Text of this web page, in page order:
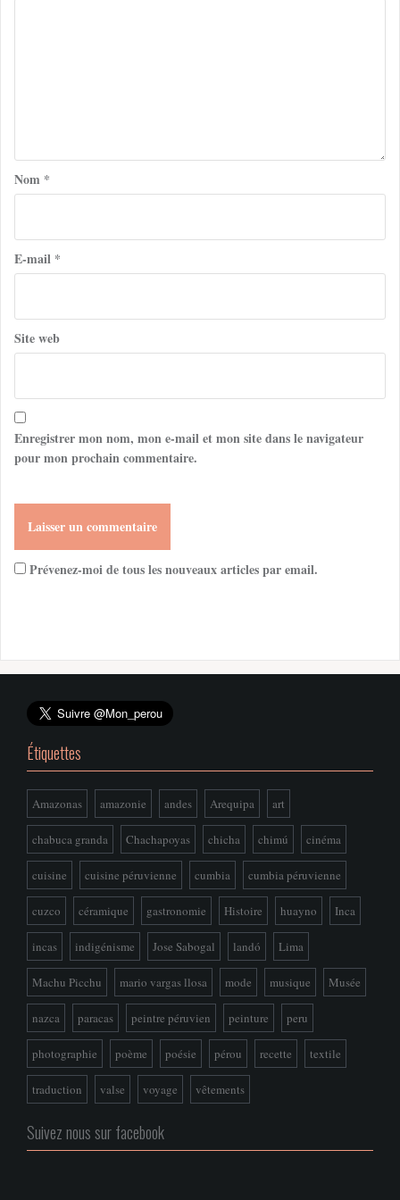
Nom *
E-mail *
Site web
Enregistrer mon nom, mon e-mail et mon site dans le navigateur
pour mon prochain commentaire.
Prévenez-moi de tous les nouveaux articles par email.
Étiquettes
Amazonas amazonie andes Arequipa art
chabuca granda Chachapoyas chicha chimú cinéma
cuisine cuisine péruvienne cumbia cumbia péruvienne
cuzco céramique gastronomie Histoire huayno Inca
incas indigénisme Jose Sabogal landó Lima
Machu Picchu mario vargas llosa mode musique Musée
nazca paracas peintre péruvien peinture peru
photographie poème poésie pérou recette textile
traduction valse voyage vêtements
Suivez nous sur facebook